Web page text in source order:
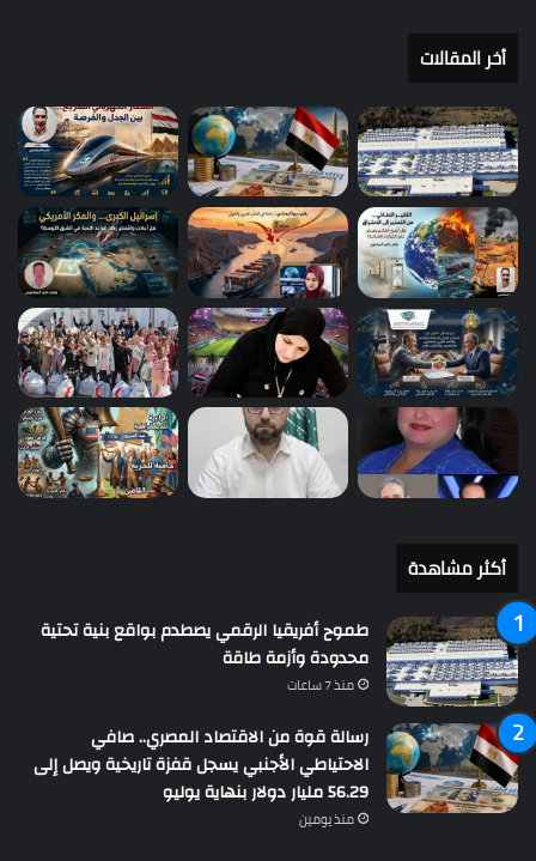
أخر المقالات
أكثر مشاهدة
طموح أفريقيا الرقمي يصطدم بواقع بنية تحتية
محدودة وأزمة طاقة
منذ 7 ساعات
رسالة قوة من الاقتصاد المصري.. صافي
الاحتياطي الأجنبي يسجل قفزة تاريخية ويصل إلى
56.29 مليار دولار بنهاية يوليو
منذ يومين